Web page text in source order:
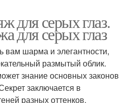
для серых глаз.
для серых глаз
вам шарма и элегантности,
размытый облик.
знание основных законов
заключается в
разных оттенков.